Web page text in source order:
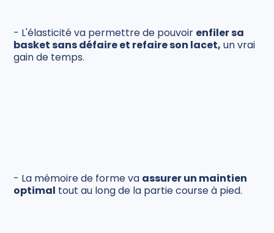
- L'élasticité va permettre de pouvoir enfiler sa
basket sans défaire et refaire son lacet, un vrai
gain de temps.
- La mémoire de forme va assurer un maintien
optimal tout au long de la partie course à pied.